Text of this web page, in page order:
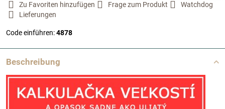
Zu Favoriten hinzufügen Frage zum Produkt
Watchdog
Lieferungen
Code einführen:4878
Beschreibung